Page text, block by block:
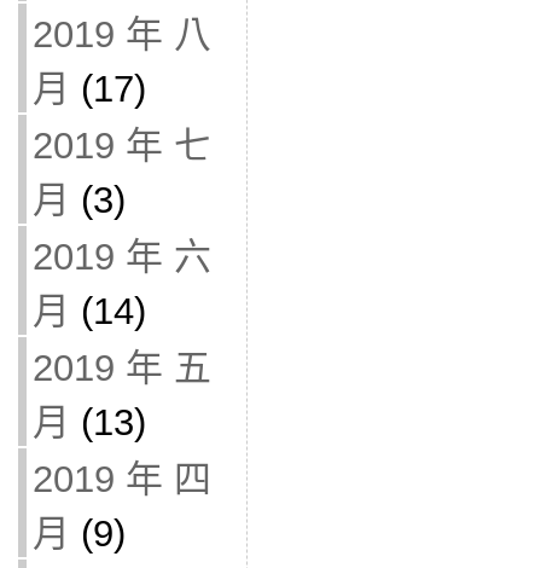
2019 年 八
月 (17)
2019 年 七
月 (3)
2019 年 六
月 (14)
2019 年 五
月 (13)
2019 年 四
月 (9)